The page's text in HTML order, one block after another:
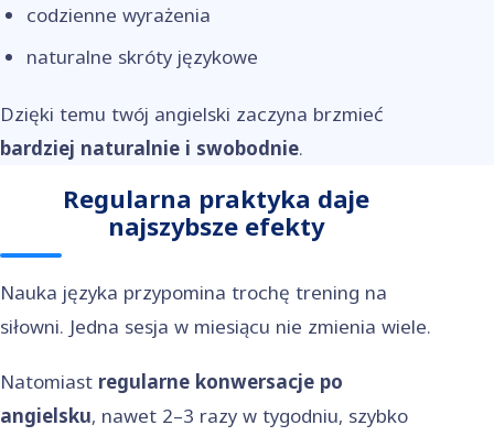
codzienne wyrażenia
naturalne skróty językowe
Dzięki temu twój angielski zaczyna brzmieć
bardziej naturalnie i swobodnie.
Regularna praktyka daje
najszybsze efekty
Nauka języka przypomina trochę trening na
siłowni. Jedna sesja w miesiącu nie zmienia wiele.
Natomiast regularne konwersacje po
angielsku, nawet 2–3 razy w tygodniu, szybko